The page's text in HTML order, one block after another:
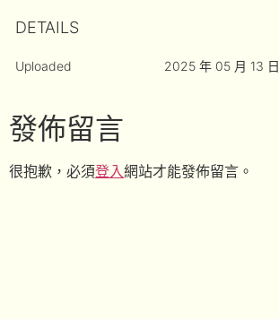
DETAILS
Uploaded 2025 年 05 月 13 日
發佈留言
很抱歉，必須登入網站才能發佈留言。